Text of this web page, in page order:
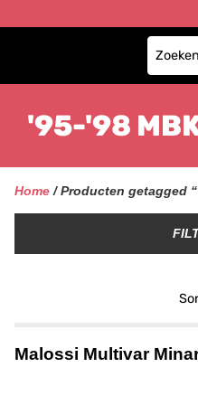
'95-'98
Home / Producten getagged
Malossi Multivar